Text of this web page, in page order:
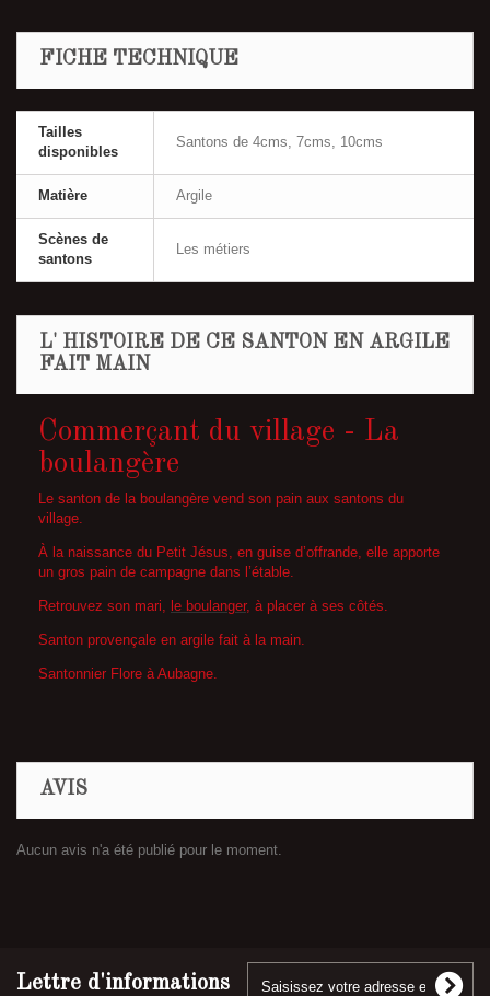
FICHE TECHNIQUE
Tailles
disponibles
Santons de 4cms, 7cms, 10cms
Matière Argile
Scènes de
santons
Les métiers
L' HISTOIRE DE CE SANTON EN ARGILE
FAIT MAIN
Commerçant du village - La
boulangère
Le santon de la boulangère vend son pain aux santons du
village.
À la naissance du Petit Jésus, en guise d’offrande, elle apporte
un gros pain de campagne dans l’étable.
Retrouvez son mari, le boulanger, à placer à ses côtés.
Santon provençale en argile fait à la main.
Santonnier Flore à Aubagne.
AVIS
Aucun avis n'a été publié pour le moment.
Lettre d'informations